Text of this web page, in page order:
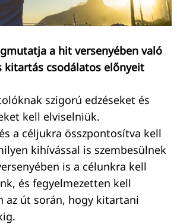
a hit versenyében való
kitartás csodálatos előnyeit
szigorú edzéseket és
kell elviselniük.
a céljukra összpontosítva kell
kihívással is szembesülnek
is a célunkra kell
és fegyelmezetten kell
az út során, hogy kitartani